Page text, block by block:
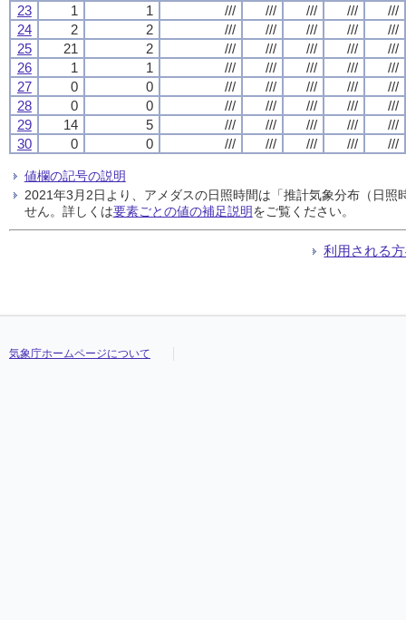
23
1 1 /// /// /// ///
///
24
2 2 /// /// /// ///
///
25
21 2 /// /// /// ///
///
26
1 1 /// /// /// ///
///
27
0 0 /// /// /// ///
///
28
0 0 /// /// /// ///
///
29
14 5 /// /// /// ///
///
30
0 0 /// /// /// /// ///
値欄の記号の説明
2021年3月2日より、アメダスの日照時間は「推計気象分布（日
せん。詳しくは要素ごとの値の補足説明をご覧ください。
利用される
気象庁ホームページについて